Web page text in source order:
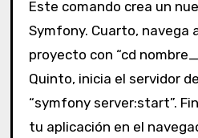
Este comando crea un
Symfony. Cuarto, navega
proyecto con “cd
Quinto, inicia el servidor
“symfony server:start”.
tu aplicación en el